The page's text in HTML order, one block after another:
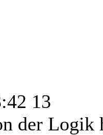
13
der Logik